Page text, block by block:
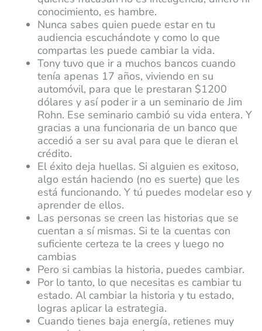
conocimiento, es hambre.
Nunca sabes quien puede estar en tu
audiencia escuchándote y como lo que
compartas les puede cambiar la vida.
Tony tuvo que ir a muchos bancos cuando
tenía apenas 17 años, viviendo en su
automóvil, para que le prestaran $1200
dólares y así poder ir a un seminario de Jim
Rohn. Ese seminario cambió su vida entera. Y
gracias a una funcionaria de un banco que
accedió a ser su aval para que le dieran el
crédito.
El éxito deja huellas. Si alguien es exitoso,
algo están haciendo (no es suerte) que les
está funcionando. Y tú puedes modelar eso y
aprender de ellos.
Las personas se creen las historias que se
cuentan a sí mismas. Si te la cuentas con
suficiente certeza te la crees y luego no
cambias
Pero si cambias la historia, puedes cambiar.
Por lo tanto, lo que necesitas es cambiar tu
estado. Al cambiar la historia y tu estado,
logras aplicar la estrategia.
Cuando tienes baja energía, retienes muy